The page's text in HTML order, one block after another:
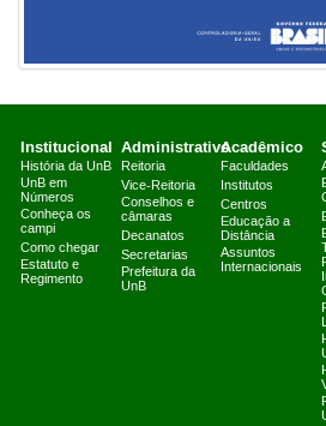
Institucional
História da UnB
UnB em
Números
Conheça os
campi
Como chegar
Estatuto e
Regimento
Administrativo
Reitoria
Vice-Reitoria
Conselhos e
câmaras
Decanatos
Secretarias
Prefeitura da
UnB
Acadêmico
Faculdades
Institutos
Centros
Educação a
Distância
Assuntos
Internacionais